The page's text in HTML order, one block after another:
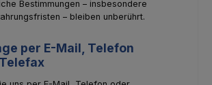
Bestimmungen – insbesondere
– bleiben unberührt.
per E-Mail, Telefon